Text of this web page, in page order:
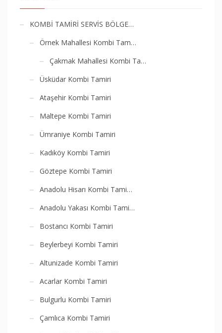
KOMBİ TAMİRİ SERVİS BÖLGE…
Örnek Mahallesi Kombi Tam…
Çakmak Mahallesi Kombi Ta…
Üsküdar Kombi Tamiri
Ataşehir Kombi Tamiri
Maltepe Kombi Tamiri
Ümraniye Kombi Tamiri
Kadıköy Kombi Tamiri
Göztepe Kombi Tamiri
Anadolu Hisarı Kombi Tami…
Anadolu Yakası Kombi Tami…
Bostancı Kombi Tamiri
Beylerbeyi Kombi Tamiri
Altunizade Kombi Tamiri
Acarlar Kombi Tamiri
Bulgurlu Kombi Tamiri
Çamlıca Kombi Tamiri